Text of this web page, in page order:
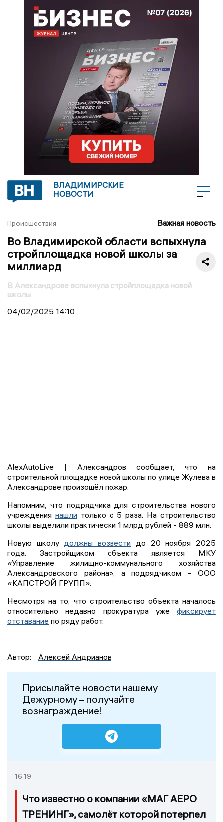
ВЛАДИМИРСКИЕ
НОВОСТИ
Происшествия Важная новость
Во Владимирской области вспыхнула
стройплощадка новой школы за
миллиард
В Александрове вспыхнула стройплощадка новой
школы
04/02/2025 14:10
AlexAutoLive | Александров сообщает, что на
строительной площадке новой школы по улице Жулева в
Александрове произошёл пожар.
Напомним, что подрядчика для строительства нового
учреждения нашлитолько с 5 раза. На строительство
школы выделили практически 1 млрд рублей - 889 млн.
Новую школу должны возвести до 20 ноября 2025
года. Застройщиком объекта является МКУ
«Управление жилищно-коммунального хозяйства
Александровского района», а подрядчиком - ООО
«КАПСТРОЙ ГРУПП».
Несмотря на то, что строительство объекта началось
относительно недавно прокуратура уже фиксирует
отставание по ряду работ.
Автор: Алексей Андрианов
Присылайте новости нашему
Дежурному – получайте
вознаграждение!
16:19
Что известно о компании «МАГ АЕРО
ТРЕНИНГ», самолёт которой потерпел